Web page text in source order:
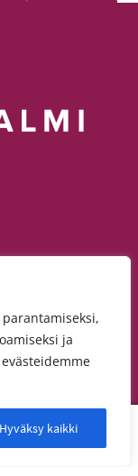
ja
Hyväksy kaikki